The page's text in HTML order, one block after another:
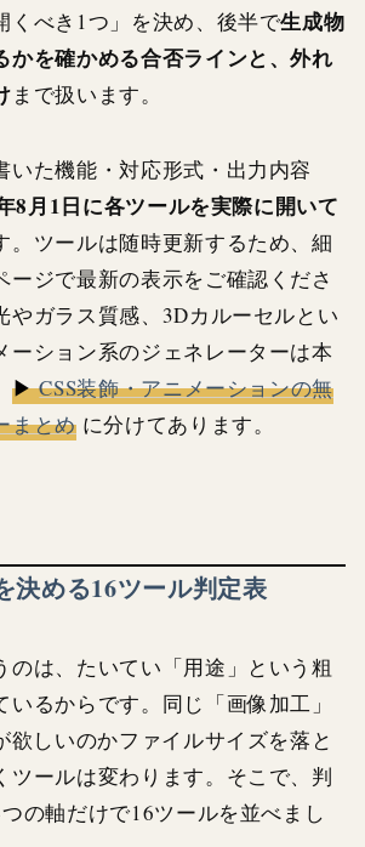
くべき1つ」を決め、後半で生成物
かを確かめる合否ラインと、外れ
まで扱います。
いた機能・対応形式・出力内容
8月1日に各ツールを実際に開いて
。ツールは随時更新するため、細
ージで最新の表示をご確認くださ
やガラス質感、3Dカルーセルとい
ーション系のジェネレーターは本
▶CSS装飾・アニメーションの無
まとめ に分けてあります。
決める16ツール判定表
のは、たいてい「用途」という粗
いるからです。同じ「画像加工」
欲しいのかファイルサイズを落と
ツールは変わります。そこで、判
の軸だけで16ツールを並べまし